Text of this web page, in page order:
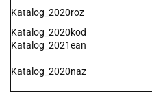
Katalog_2020roz
Katalog_2020kod
Katalog_2021ean
Katalog_2020naz